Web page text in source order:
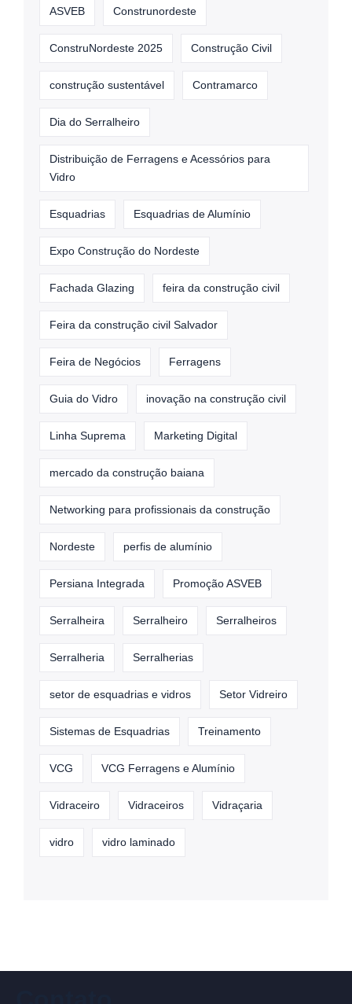
ASVEB Construnordeste
ConstruNordeste 2025 Construção Civil
construção sustentável Contramarco
Dia do Serralheiro
Distribuição de Ferragens e Acessórios para
Vidro
Esquadrias Esquadrias de Alumínio
Expo Construção do Nordeste
Fachada Glazing feira da construção civil
Feira da construção civil Salvador
Feira de Negócios Ferragens
Guia do Vidro inovação na construção civil
Linha Suprema Marketing Digital
mercado da construção baiana
Networking para profissionais da construção
Nordeste perfis de alumínio
Persiana Integrada Promoção ASVEB
Serralheira Serralheiro Serralheiros
Serralheria Serralherias
setor de esquadrias e vidros Setor Vidreiro
Sistemas de Esquadrias Treinamento
VCG VCG Ferragens e Alumínio
Vidraceiro Vidraceiros Vidraçaria
vidro vidro laminado